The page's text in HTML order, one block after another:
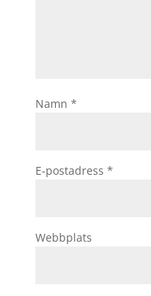
Namn *
E-postadress *
Webbplats